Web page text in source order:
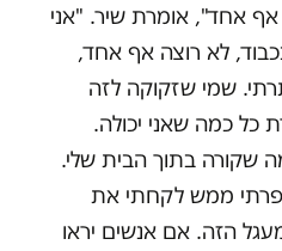
אחד", אומרת שיר. "אני
לא רוצה אף אחד,
שמי שזקוקה לזה
כל כמה שאני יכולה.
שקורה בתוך הבית שלי.
ממש לקחתי את
הזה. אם אנשים יראו